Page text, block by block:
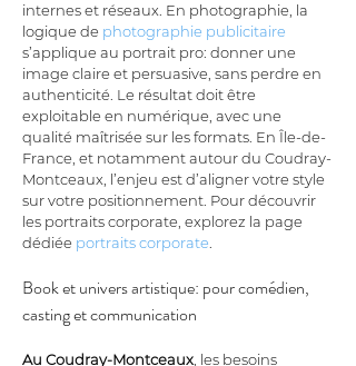
internes et réseaux. En photographie, la
logique de photographie publicitaire
s’applique au portrait pro: donner une
image claire et persuasive, sans perdre en
authenticité. Le résultat doit être
exploitable en numérique, avec une
qualité maîtrisée sur les formats. En Île-de-
France, et notamment autour du Coudray-
Montceaux, l’enjeu est d’aligner votre style
sur votre positionnement. Pour découvrir
les portraits corporate, explorez la page
dédiée portraits corporate
Book et univers artistique: pour comédien,
casting et communication
Au Coudray-Montceaux , les besoins